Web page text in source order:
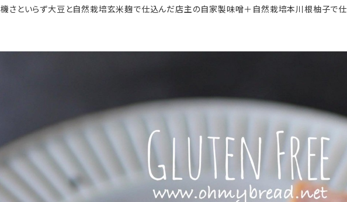
機さといらず大豆と自然栽培玄米麹で仕込んだ店主の自家製味噌＋自然栽培本川根柚子で仕